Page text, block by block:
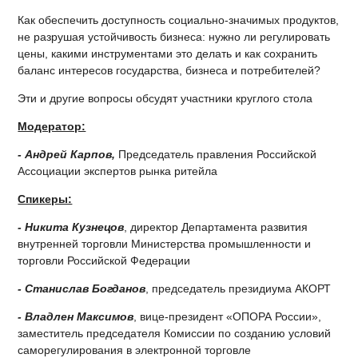
Как обеспечить доступность социально-значимых продуктов,
не разрушая устойчивость бизнеса: нужно ли регулировать
цены, какими инструментами это делать и как сохранить
баланс интересов государства, бизнеса и потребителей?
Эти и другие вопросы обсудят участники круглого стола
Модератор:
- Андрей Карпов, Председатель правления Российской
Ассоциации экспертов рынка ритейла
Спикеры:
- Никита Кузнецов, директор Департамента развития
внутренней торговли Министерства промышленности и
торговли Российской Федерации
- Станислав Богданов, председатель президиума АКОРТ
- Владлен Максимов, вице-президент «ОПОРА России»,
заместитель председателя Комиссии по созданию условий
саморегулирования в электронной торговле